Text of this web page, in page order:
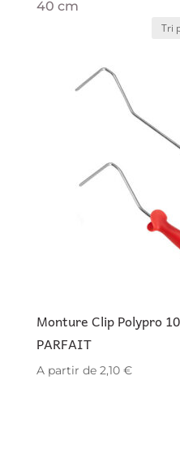
40 cm
Monture Clip Polypro
PARFAIT
A partir de 2,10 €